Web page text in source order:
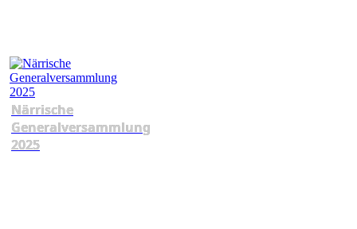
Närrische
Generalversammlung
2025